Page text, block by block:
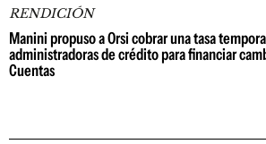
RENDICIÓN
Manini propuso a Orsi cobrar una tasa
administradoras de crédito para financiar
Cuentas